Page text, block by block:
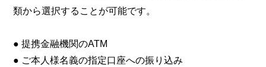
類から選択することが可能です。
● 提携金融機関のATM
● ご本人様名義の指定口座への振り込み